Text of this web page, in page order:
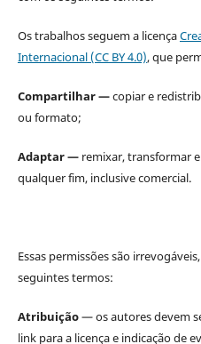
Os trabalhos seguem a licença
Internacional (CC BY 4.0), que
Compartilhar —copiar e
ou formato;
Adaptar —remixar, transformar
qualquer fim, inclusive comercial.
Essas permissões são
seguintes termos:
Atribuição— os autores devem
link para a licença e indicação de